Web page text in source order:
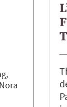
Nora